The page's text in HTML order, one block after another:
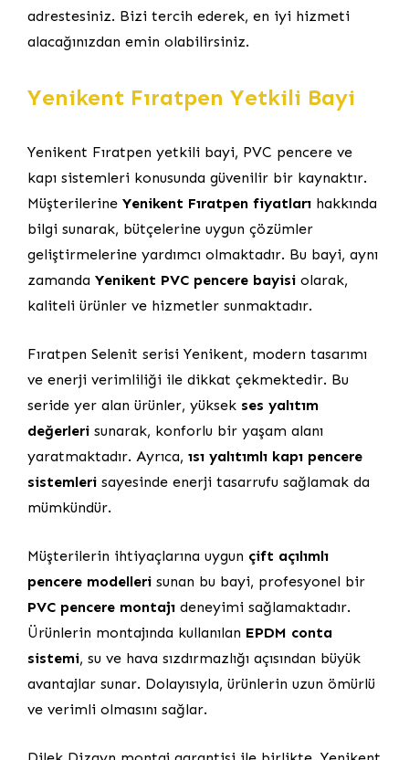
adrestesiniz. Bizi tercih ederek, en iyi hizmeti
alacağınızdan emin olabilirsiniz.
Yenikent Fıratpen Yetkili Bayi
Yenikent Fıratpen yetkili bayi, PVC pencere ve
kapı sistemleri konusunda güvenilir bir kaynaktır.
Müşterilerine Yenikent Fıratpen fiyatları hakkında
bilgi sunarak, bütçelerine uygun çözümler
geliştirmelerine yardımcı olmaktadır. Bu bayi, aynı
zamanda Yenikent PVC pencere bayisi olarak,
kaliteli ürünler ve hizmetler sunmaktadır.
Fıratpen Selenit serisi Yenikent, modern tasarımı
ve enerji verimliliği ile dikkat çekmektedir. Bu
seride yer alan ürünler, yüksek ses yalıtım
değerleri sunarak, konforlu bir yaşam alanı
yaratmaktadır. Ayrıca, ısı yalıtımlı kapı pencere
sistemleri sayesinde enerji tasarrufu sağlamak da
mümkündür.
Müşterilerin ihtiyaçlarına uygun çift açılımlı
pencere modelleri sunan bu bayi, profesyonel bir
PVC pencere montajı deneyimi sağlamaktadır.
Ürünlerin montajında kullanılan EPDM conta
sistemi, su ve hava sızdırmazlığı açısından büyük
avantajlar sunar. Dolayısıyla, ürünlerin uzun ömürlü
ve verimli olmasını sağlar.